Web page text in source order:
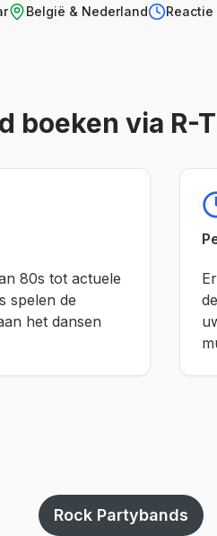
België & Nederland
boeken via R-
80s tot actuele
spelen de
het dansen
Rock Partybands